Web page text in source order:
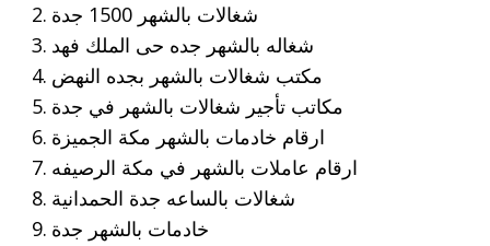
شغالات بالشهر 1500 جدة
شغاله بالشهر جده حى الملك فهد
مكتب شغالات بالشهر بجده النهض
مكاتب تأجير شغالات بالشهر في جدة
ارقام خادمات بالشهر مكة الجميزة
ارقام عاملات بالشهر في مكة الرصيفه
شغالات بالساعه جدة الحمدانية
خادمات بالشهر جدة